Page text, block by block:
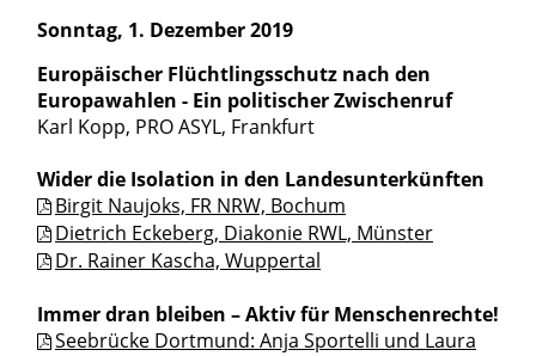
Sonntag, 1. Dezember 2019
Europäischer Flüchtlingsschutz nach den
Europawahlen - Ein politischer Zwischenruf
Karl Kopp, PRO ASYL, Frankfurt
Wider die Isolation in den Landesunterkünften
Birgit Naujoks, FR NRW, Bochum
Dietrich Eckeberg, Diakonie RWL, Münster
Dr. Rainer Kascha, Wuppertal
Immer dran bleiben – Aktiv für Menschenrechte!
Seebrücke Dortmund: Anja Sportelli und Laura